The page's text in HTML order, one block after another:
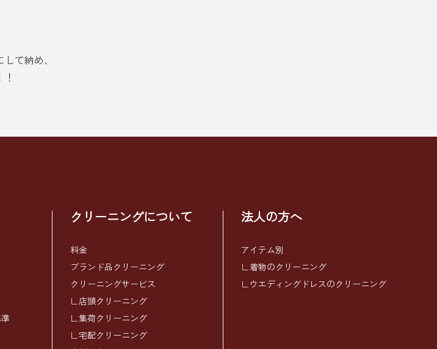
て納め、
クリーニングについて
料金
ブランド品クリーニング
クリーニングサービス
∟店頭クリーニング
∟集荷クリーニング
∟宅配クリーニング
法人の方へ
アイテム別
∟着物のクリーニング
∟ウエディングドレスのクリーニング